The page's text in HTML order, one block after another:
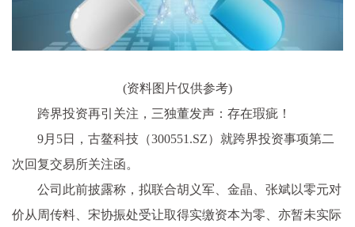
(资料图片仅供参考)
跨界投资再引关注，三独董发声：存在瑕疵！
9月5日，古鳌科技（300551.SZ）就跨界投资事项第二
次回复交易所关注函。
公司此前披露称，拟联合胡义军、金晶、张斌以零元对
价从周传料、宋协振处受让取得实缴资本为零、亦暂未实际